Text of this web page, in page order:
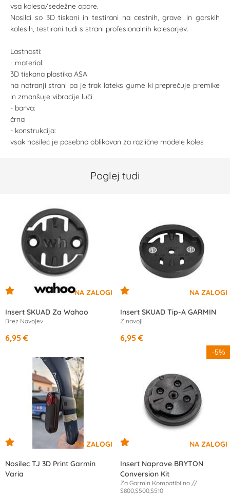
vsa kolesa/sedežne opore.
Nosilci so 3D tiskani in testirani na cestnih, gravel in gorskih
kolesih, testirani tudi s strani profesionalnih kolesarjev.
Lastnosti:
- material:
3D tiskana plastika ASA
na notranji strani pa je trak lateks gume ki preprečuje premike
in zmanšuje vibracije luči
- barva:
črna
- konstrukcija:
vsak nosilec je posebno oblikovan za različne modele koles
Poglej tudi
Insert SKUAD Za Wahoo
Brez Navojev
6,95 €
Insert SKUAD Tip-A GARMIN
Z navoji
6,95 €
Nosilec TJ 3D Print Garmin
Varia
-5%
Insert Naprave BRYTON
Conversion Kit
Za Garmin Kompatibilno //
S800,S500,S510